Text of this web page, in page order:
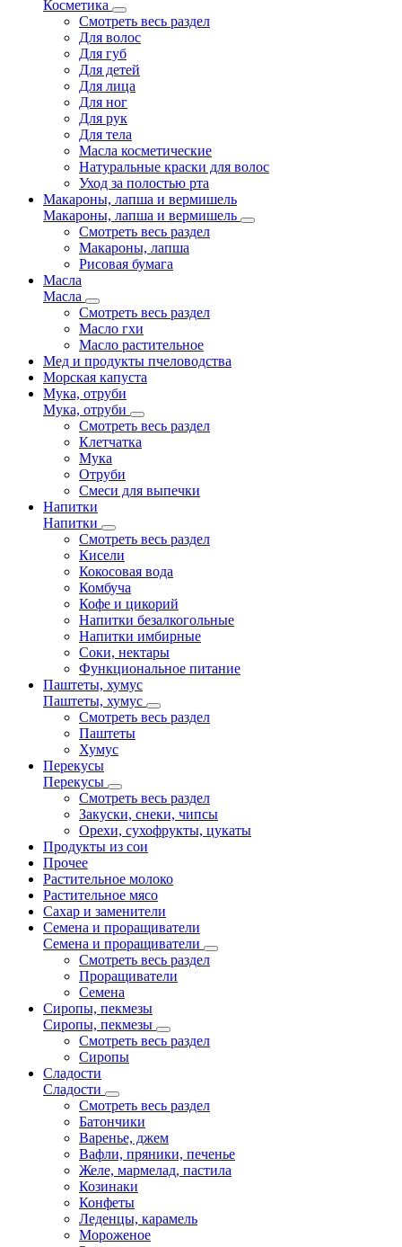
Косметика
Смотреть весь раздел
Для волос
Для губ
Для детей
Для лица
Для ног
Для рук
Для тела
Масла косметические
Натуральные краски для волос
Уход за полостью рта
Макароны, лапша и вермишель
Макароны, лапша и вермишель
Смотреть весь раздел
Макароны, лапша
Рисовая бумага
Масла
Масла
Смотреть весь раздел
Масло гхи
Масло растительное
Мед и продукты пчеловодства
Морская капуста
Мука, отруби
Мука, отруби
Смотреть весь раздел
Клетчатка
Мука
Отруби
Смеси для выпечки
Напитки
Напитки
Смотреть весь раздел
Кисели
Кокосовая вода
Комбуча
Кофе и цикорий
Напитки безалкогольные
Напитки имбирные
Соки, нектары
Функциональное питание
Паштеты, хумус
Паштеты, хумус
Смотреть весь раздел
Паштеты
Хумус
Перекусы
Перекусы
Смотреть весь раздел
Закуски, снеки, чипсы
Орехи, сухофрукты, цукаты
Продукты из сои
Прочее
Растительное молоко
Растительное мясо
Сахар и заменители
Семена и проращиватели
Семена и проращиватели
Смотреть весь раздел
Проращиватели
Семена
Сиропы, пекмезы
Сиропы, пекмезы
Смотреть весь раздел
Сиропы
Сладости
Сладости
Смотреть весь раздел
Батончики
Варенье, джем
Вафли, пряники, печенье
Желе, мармелад, пастила
Козинаки
Конфеты
Леденцы, карамель
Мороженое